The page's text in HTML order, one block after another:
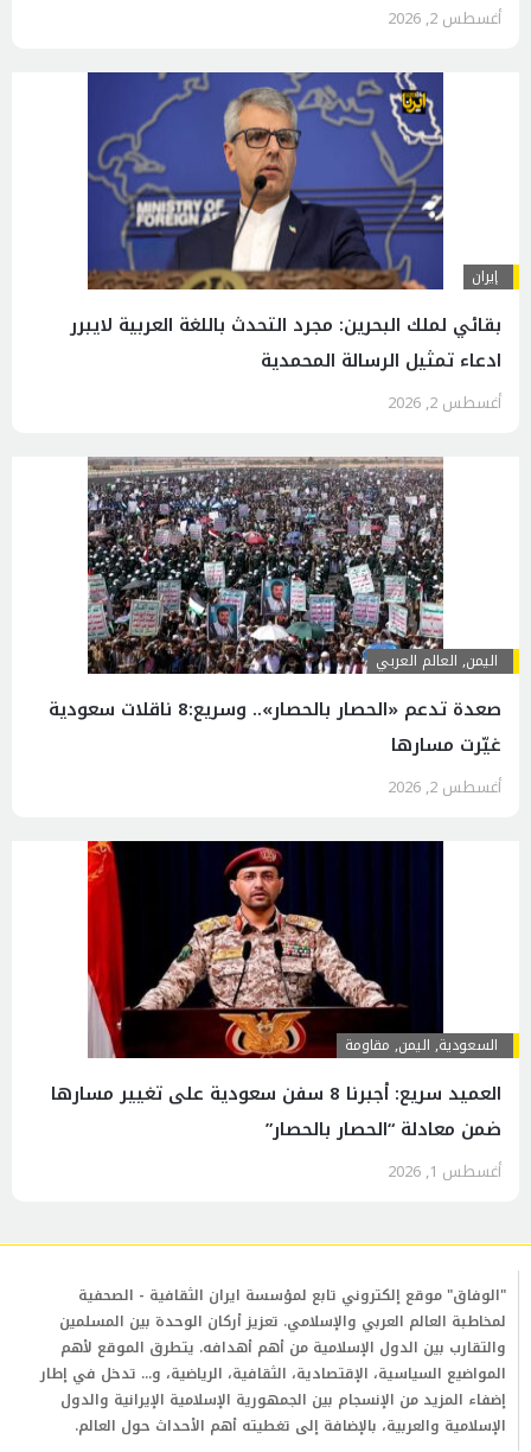
أغسطس 2, 2026
إيران
بقائي لملك البحرين: مجرد التحدث باللغة العربية لايبرر
ادعاء تمثيل الرسالة المحمدية
أغسطس 2, 2026
اليمن, العالم العربي
صعدة تدعم «الحصار بالحصار».. وسريع:8 ناقلات سعودية
غيّرت مسارها
أغسطس 2, 2026
السعودية, اليمن, مقاومة
العميد سريع: أجبرنا 8 سفن سعودية على تغيير مسارها
ضمن معادلة “الحصار بالحصار”
أغسطس 1, 2026
"الوفاق" موقع إلكتروني تابع لمؤسسة ايران الثقافية - الصحفية
لمخاطبة العالم العربي والإسلامي. تعزيز أركان الوحدة بين المسلمين
والتقارب بين الدول الإسلامية من أهم أهدافه. يتطرق الموقع لأهم
المواضيع السياسية، الإقتصادية، الثقافية، الرياضية، و... تدخل في إطار
إضفاء المزيد من الإنسجام بين الجمهورية الإسلامية الإيرانية والدول
الإسلامية والعربية، بالإضافة إلى تغطيته أهم الأحداث حول العالم.